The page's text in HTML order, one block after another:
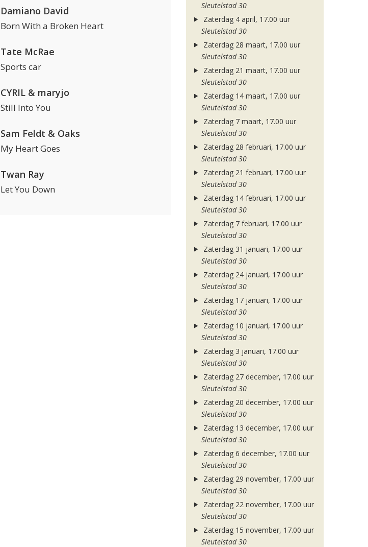
Damiano David
Born With a Broken Heart
Tate McRae
Sports car
CYRIL & maryjo
Still Into You
Sam Feldt & Oaks
My Heart Goes
Twan Ray
Let You Down
Sleutelstad 30
Zaterdag 4 april, 17.00 uur
Sleutelstad 30
Zaterdag 28 maart, 17.00 uur
Sleutelstad 30
Zaterdag 21 maart, 17.00 uur
Sleutelstad 30
Zaterdag 14 maart, 17.00 uur
Sleutelstad 30
Zaterdag 7 maart, 17.00 uur
Sleutelstad 30
Zaterdag 28 februari, 17.00 uur
Sleutelstad 30
Zaterdag 21 februari, 17.00 uur
Sleutelstad 30
Zaterdag 14 februari, 17.00 uur
Sleutelstad 30
Zaterdag 7 februari, 17.00 uur
Sleutelstad 30
Zaterdag 31 januari, 17.00 uur
Sleutelstad 30
Zaterdag 24 januari, 17.00 uur
Sleutelstad 30
Zaterdag 17 januari, 17.00 uur
Sleutelstad 30
Zaterdag 10 januari, 17.00 uur
Sleutelstad 30
Zaterdag 3 januari, 17.00 uur
Sleutelstad 30
Zaterdag 27 december, 17.00 uur
Sleutelstad 30
Zaterdag 20 december, 17.00 uur
Sleutelstad 30
Zaterdag 13 december, 17.00 uur
Sleutelstad 30
Zaterdag 6 december, 17.00 uur
Sleutelstad 30
Zaterdag 29 november, 17.00 uur
Sleutelstad 30
Zaterdag 22 november, 17.00 uur
Sleutelstad 30
Zaterdag 15 november, 17.00 uur
Sleutelstad 30